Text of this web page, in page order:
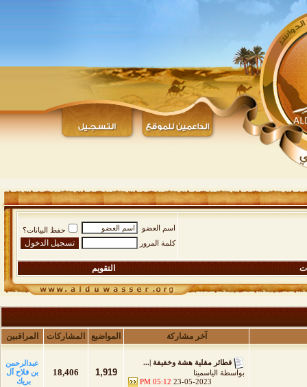
اسم العضو
حفظ البيانات؟
كلمة المرور
التقويم
آخر مشاركة المواضيع المشاركات المراقبين
فطائر مقلية هشة وخفيفة |...
بواسطة الياسمينا
23-05-2023
05:12 PM
1,919
18,406
عبدالرحمن
بن فلاح آل
بريك